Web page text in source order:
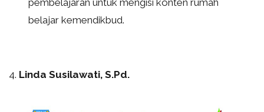
pembelajaran untuk mengisi konten rumah
belajar kemendikbud.
4. Linda Susilawati, S.Pd.